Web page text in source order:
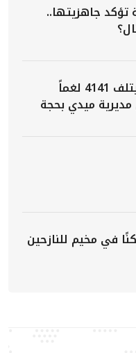
تؤكد جاهزيتها..
مشروع "مسام" يتلف 4141 لغماً
ميدي بحجة
في مخيم للنازحين